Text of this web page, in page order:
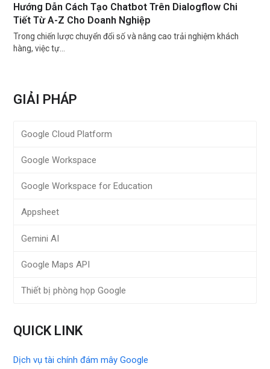
Hướng Dẫn Cách Tạo Chatbot Trên Dialogflow Chi
Tiết Từ A-Z Cho Doanh Nghiệp
Trong chiến lược chuyển đổi số và nâng cao trải nghiệm khách
hàng, việc tự…
GIẢI PHÁP
Google Cloud Platform
Google Workspace
Google Workspace for Education
Appsheet
Gemini AI
Google Maps API
Thiết bị phòng họp Google
QUICK LINK
Dịch vụ tài chính đám mây Google